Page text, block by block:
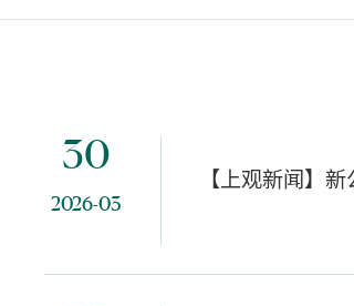
30
2026-03
【上观新闻】